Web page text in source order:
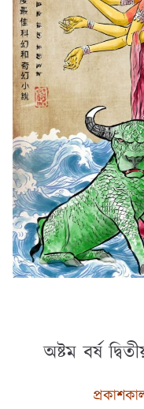
অষ্টম বর্ষ